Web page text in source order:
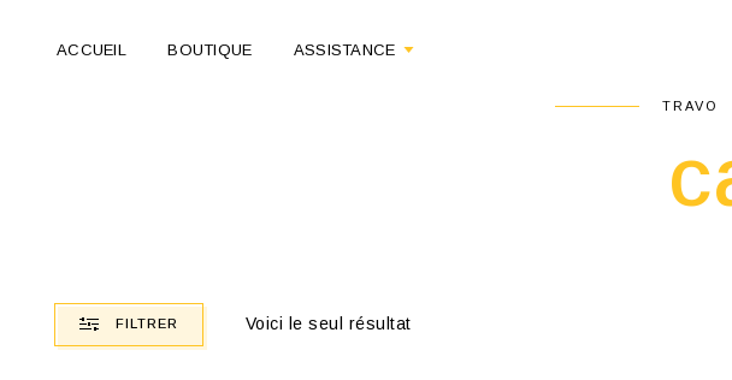
ACCUEIL BOUTIQUE ASSISTANCE
TRAVO
FILTRER Voici le seul résultat